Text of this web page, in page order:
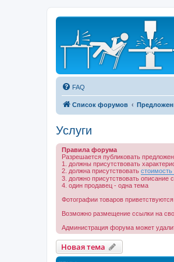
FAQ
Список форумов
Услуги
Правила форума
Разрешается публиковать
1. должны присутствовать
2. должна присутствовать стоимость
3. должно присутствовать описание
4. один продавец - одна тема
Фотографии товаров
Возможно размещение ссылки на
Администрация форума может
Новая тема